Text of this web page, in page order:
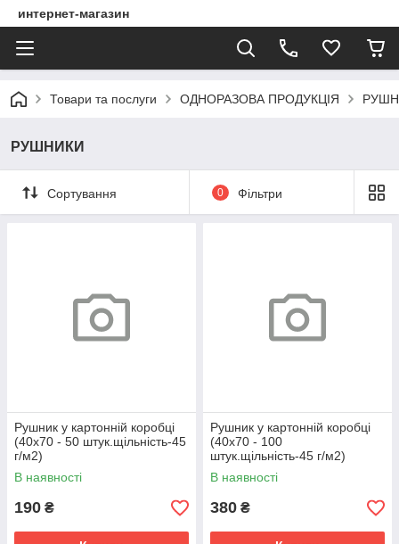
интернет-магазин
Товари та послуги ОДНОРАЗОВА ПРОДУКЦІЯ
РУШНИКИ
Сортування 0 Фільтри
Рушник у картонній коробці
(40х70 - 50 штук.щільність-45
г/м2)
В наявності
190 ₴
Рушник у картонній коробці
(40х70 - 100
штук.щільність-45 г/м2)
В наявності
380 ₴